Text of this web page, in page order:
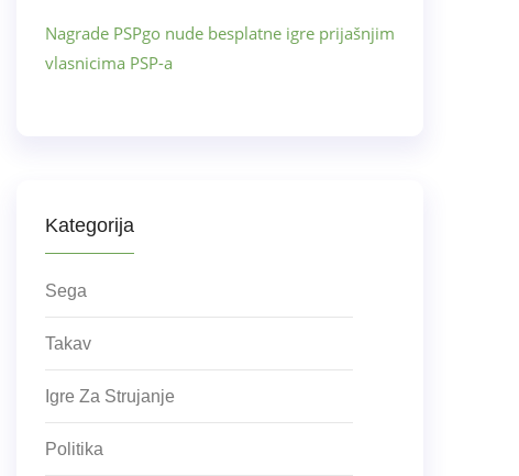
Nagrade PSPgo nude besplatne igre prijašnjim
vlasnicima PSP-a
Kategorija
Sega
Takav
Igre Za Strujanje
Politika